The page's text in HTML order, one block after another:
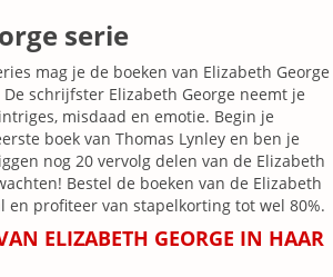
serie
mag je de boeken van Elizabeth George
schrijfster Elizabeth George neemt je
misdaad en emotie. Begin je
boek van Thomas Lynley en ben je
nog 20 vervolg delen van de Elizabeth
Bestel de boeken van de Elizabeth
en profiteer van stapelkorting tot wel 80%.
ELIZABETH GEORGE IN HAAR